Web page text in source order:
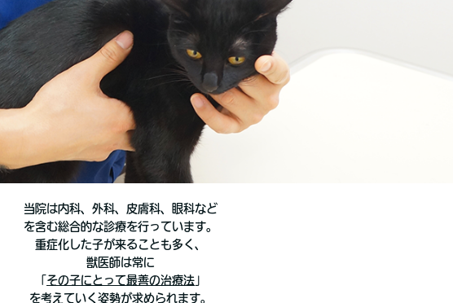
当院は内科、外科、皮膚科、眼科など
を含む総合的な診療を行っています。
重症化した子が来ることも多く、
獣医師は常に
その子にとって最善の治療法
を考えていく姿勢が求められます。